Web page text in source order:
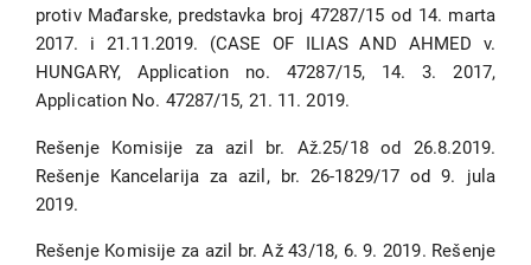
protiv Mađarske, predstavka broj 47287/15 od 14. marta
2017. i 21.11.2019. (CASE OF ILIAS AND AHMED v.
HUNGARY, Application no. 47287/15, 14. 3. 2017,
Application No. 47287/15, 21. 11. 2019.
Rešenje Komisije za azil br. Až.25/18 od 26.8.2019.
Rešenje Kancelarija za azil, br. 26-1829/17 od 9. jula
2019.
Rešenje Komisije za azil br. Až 43/18, 6. 9. 2019. Rešenje